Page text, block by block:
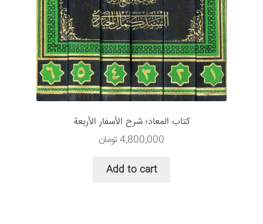
كتاب المعاد؛ شرح الأسفار الأربعة
4,800,000 تومان
Add to cart